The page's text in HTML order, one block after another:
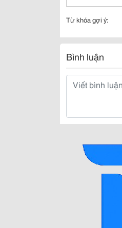
Từ khóa gợi ý:
Bình luận